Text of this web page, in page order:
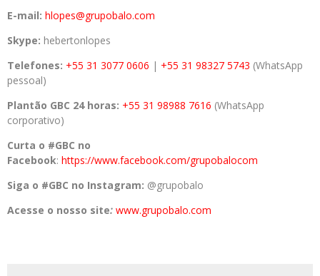
E-mail: hlopes@grupobalo.com
Skype: hebertonlopes
Telefones: +55 31 3077 0606 | +55 31 98327 5743 (WhatsApp
pessoal)
Plantão GBC 24 horas: +55 31 98988 7616 (WhatsApp
corporativo)
Curta o #GBC no
Facebook: https://www.facebook.com/grupobalocom
Siga o #GBC no Instagram: @grupobalo
Acesse o nosso site: www.grupobalo.com